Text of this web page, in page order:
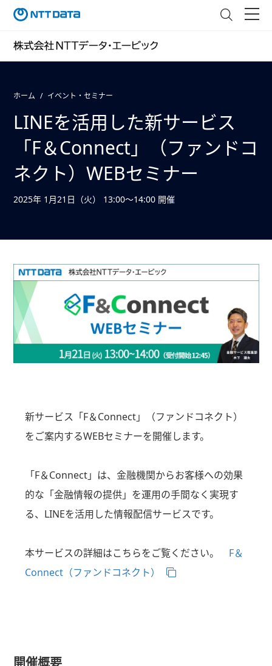
ホーム イベント・セミナー
LINEを活用した新サービス
「F＆Connect」（ファンドコ
ネクト）WEBセミナー
2025年 1月21日（火） 13:00～14:00 開催
新サービス「F＆Connect」（ファンドコネクト）
をご案内するWEBセミナーを開催します。
「F＆Connect」は、金融機関からお客様への効果
的な「金融情報の提供」を運用の手間なく実現す
る、LINEを活用した情報配信サービスです。
本サービスの詳細はこちらをご覧ください。 F＆
Connect（ファンドコネクト）
開催概要